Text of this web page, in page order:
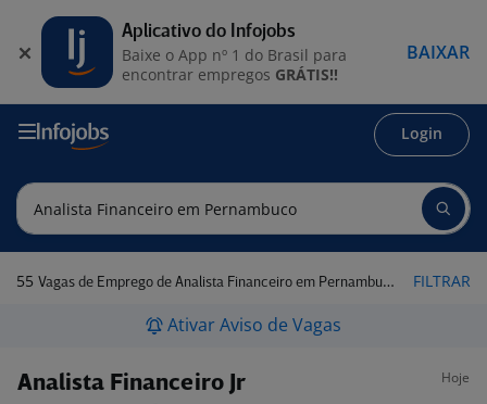
Login
55 Vagas de Emprego de Analista Financeiro em Pernambuco FILTRAR
Ativar Aviso de Vagas
Analista Financeiro Jr Hoje
Aplicativo do Infojobs
Baixe o App nº 1 do Brasil para
encontrar empregos GRÁTIS!!
BAIXAR